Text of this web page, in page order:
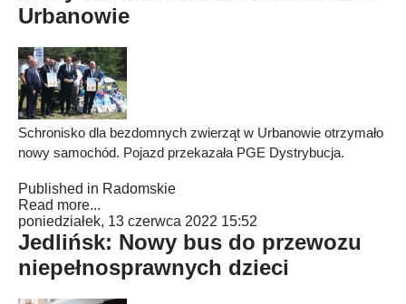
Urbanowie
Schronisko dla bezdomnych zwierząt w Urbanowie otrzymało
nowy samochód. Pojazd przekazała PGE Dystrybucja.
Published in Radomskie
Read more...
poniedziałek, 13 czerwca 2022 15:52
Jedlińsk: Nowy bus do przewozu
niepełnosprawnych dzieci